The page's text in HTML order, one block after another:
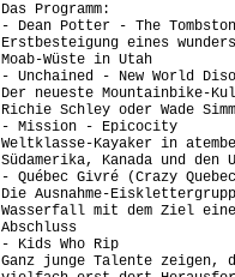
Das Programm:
- Dean Potter - The
Erstbesteigung eines
Moab-Wüste in Utah
- Unchained - New World
Der neueste Mountainbike-
Richie Schley oder Wade
- Mission - Epicocity
Weltklasse-Kayaker in
Südamerika, Kanada und den
- Québec Givré (Crazy
Die Ausnahme-
Wasserfall mit dem Ziel
Abschluss
- Kids Who Rip
Ganz junge Talente zeigen,